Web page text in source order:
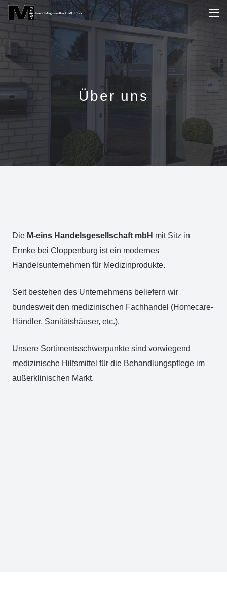
Über uns
Die M-eins Handelsgesellschaft mbH mit Sitz in
Ermke bei Cloppenburg ist ein modernes
Handelsunternehmen für Medizinprodukte.
Seit bestehen des Unternehmens beliefern wir
bundesweit den medizinischen Fachhandel (Homecare-
Händler, Sanitätshäuser, etc.).
Unsere Sortimentsschwerpunkte sind vorwiegend
medizinische Hilfsmittel für die Behandlungspflege im
außerklinischen Markt.